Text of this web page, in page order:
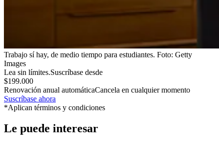
Trabajo sí hay, de medio tiempo para estudiantes. Foto: Getty
Images
Lea sin límites.Suscríbase desde
$199.000
Renovación anual automáticaCancela en cualquier momento
Suscríbase ahora
*Aplican términos y condiciones
Le puede interesar